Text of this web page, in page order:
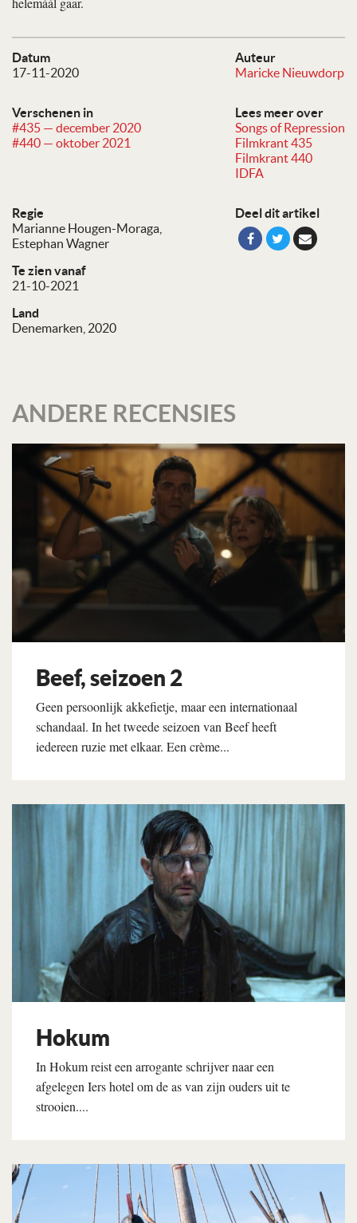
Datum
17-11-2020
Auteur
Maricke Nieuwdorp
Verschenen in
#435 — december 2020
#440 — oktober 2021
Lees meer over
Songs of Repression
Filmkrant 435
Filmkrant 440
IDFA
Regie
Marianne Hougen-Moraga
Estephan Wagner
Te zien vanaf
21-10-2021
Land
Denemarken, 2020
Deel dit artikel
ANDERE RECENSIES
Beef, seizoen 2
Geen persoonlijk akkefietje, maar een internationaal
schandaal. In het tweede seizoen van Beef heeft
iedereen ruzie met elkaar. Een crème...
Lees verder
Hokum
In Hokum reist een arrogante schrijver naar een
afgelegen Iers hotel om de as van zijn ouders uit te
strooien....
Lees verder